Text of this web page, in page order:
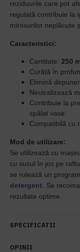
reziduurile care pot
regulată contribuie la
mirosurilor neplăcute
Caracteristici:
Cantitate: 250
Curăță în
Elimină
Neutralizează
Contribuie la
spălat vase.
Compatibilă cu
Mod de utilizare:
Se utilizează cu
cu susul în jos pe
se rulează un
detergent . Se
rezultate optime.
SPECIFICATII
OPINII